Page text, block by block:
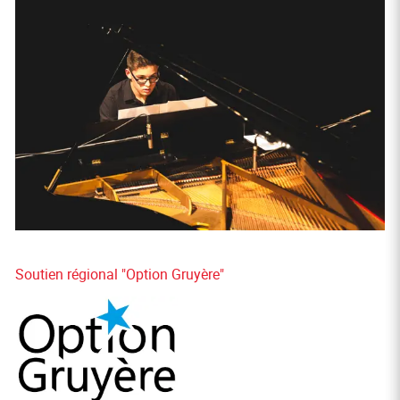
Soutien régional "Option Gruyère"